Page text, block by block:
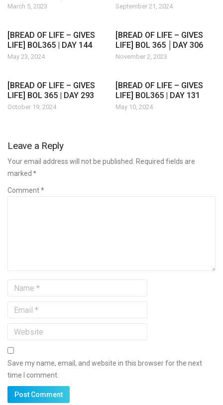
March 5, 2023 September 21, 2024
[BREAD OF LIFE – GIVES
LIFE] BOL365 | DAY 144
May 23, 2024
[BREAD OF LIFE – GIVES
LIFE] BOL 365 │DAY 306
November 2, 2023
[BREAD OF LIFE – GIVES
LIFE] BOL 365 | DAY 293
October 19, 2024
[BREAD OF LIFE – GIVES
LIFE] BOL365 | DAY 131
May 10, 2024
Leave a Reply
Your email address will not be published. Required fields are
marked *
Comment *
Save my name, email, and website in this browser for the next
time I comment.